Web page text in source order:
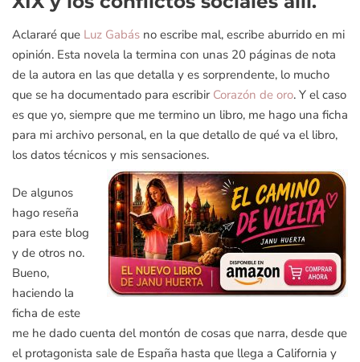
Aclararé que Luz Gabás no escribe mal, escribe aburrido en mi
opinión. Esta novela la termina con unas 20 páginas de nota
de la autora en las que detalla y es sorprendente, lo mucho
que se ha documentado para escribir Corazón de oro. Y el caso
es que yo, siempre que me termino un libro, me hago una ficha
para mi archivo personal, en la que detallo de qué va el libro,
los datos técnicos y mis sensaciones.
De algunos
hago reseña
para este blog
y de otros no.
Bueno,
haciendo la
ficha de este
me he dado cuenta del montón de cosas que narra, desde que
el protagonista sale de España hasta que llega a California y